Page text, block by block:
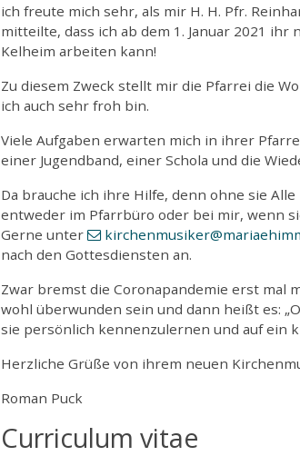
ich freute mich sehr, als mir H. H. Pfr.
mitteilte, dass ich ab dem 1. Januar 2021
Kelheim arbeiten kann!
Zu diesem Zweck stellt mir die Pfarrei die
ich auch sehr froh bin.
Viele Aufgaben erwarten mich in ihrer
einer Jugendband, einer Schola und die
Da brauche ich ihre Hilfe, denn ohne sie
entweder im Pfarrbüro oder bei mir, wenn
Gerne unter
kirchenmusiker
nach den Gottesdiensten an.
Zwar bremst die Coronapandemie erst mal
wohl überwunden sein und dann heißt es:
sie persönlich kennenzulernen und auf ein
Herzliche Grüße von ihrem neuen
Roman Puck
Curriculum vitae